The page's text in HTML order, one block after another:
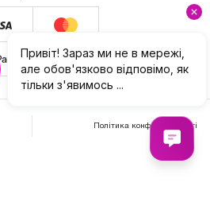
Політика конфіденційності